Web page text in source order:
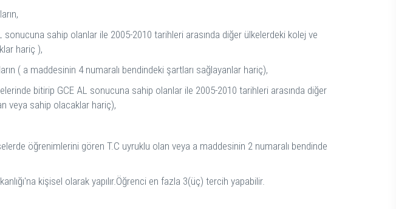
sahip olanlar ile 2005-2010 tarihleri arasında diğer ülkelerdeki kolej ve
hariç ),
( a maddesinin 4 numaralı bendindeki şartları sağlayanlar hariç),
bitirip GCE AL sonucuna sahip olanlar ile 2005-2010 tarihleri arasında diğer
veya sahip olacaklar hariç),
öğrenimlerini gören T.C uyruklu olan veya a maddesinin 2 numaralı bendinde
kişisel olarak yapılır.Öğrenci en fazla 3(üç) tercih yapabilir.